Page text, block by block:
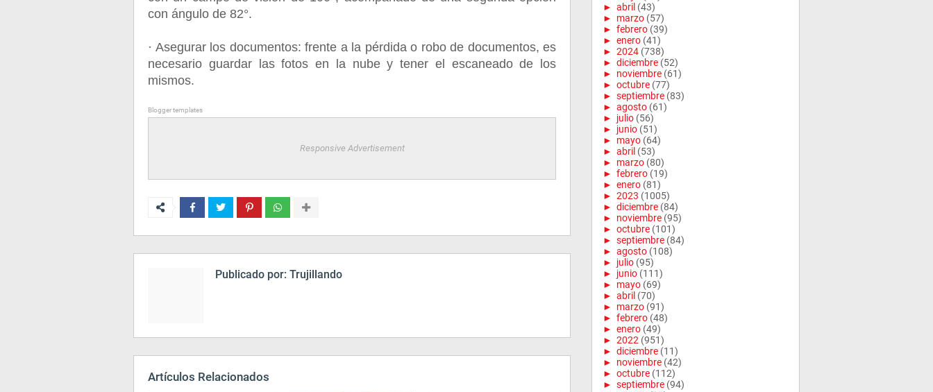
con ángulo de 82°.
· Asegurar los documentos: frente a la pérdida o robo de documentos, es
necesario guardar las fotos en la nube y tener el escaneado de los
mismos.
Blogger templates
Responsive Advertisement
Publicado por: Trujillando
Artículos Relacionados
► abril (43)
► marzo (57)
► febrero (39)
► enero (41)
► 2024 (738)
► diciembre (52)
► noviembre (61)
► octubre (77)
► septiembre (83)
► agosto (61)
► julio (56)
► junio (51)
► mayo (64)
► abril (53)
► marzo (80)
► febrero (19)
► enero (81)
► 2023 (1005)
► diciembre (84)
► noviembre (95)
► octubre (101)
► septiembre (84)
► agosto (108)
► julio (95)
► junio (111)
► mayo (69)
► abril (70)
► marzo (91)
► febrero (48)
► enero (49)
► 2022 (951)
► diciembre (11)
► noviembre (42)
► octubre (112)
► septiembre (94)